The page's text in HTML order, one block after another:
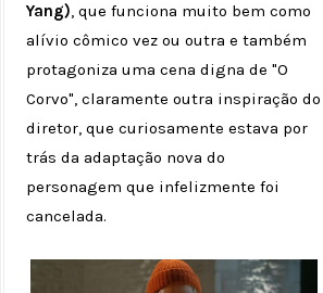
Yang), que funciona muito bem como
alívio cômico vez ou outra e também
protagoniza uma cena digna de "O
Corvo", claramente outra inspiração do
diretor, que curiosamente estava por
trás da adaptação nova do
personagem que infelizmente foi
cancelada.